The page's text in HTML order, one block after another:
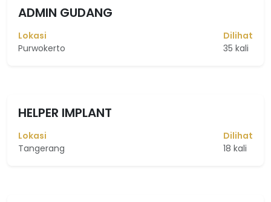
ADMIN GUDANG
Lokasi
Purwokerto
Dilihat
35 kali
HELPER IMPLANT
Lokasi
Tangerang
Dilihat
18 kali